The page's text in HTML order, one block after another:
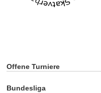
Offene Turniere
Bundesliga